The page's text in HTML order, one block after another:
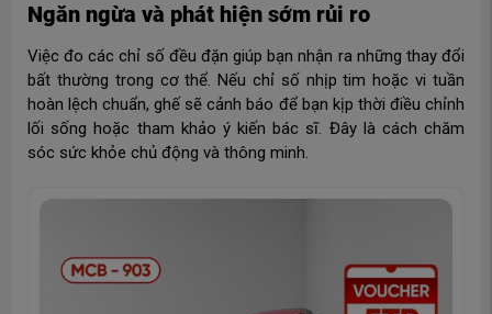
Ngăn ngừa và phát hiện sớm rủi ro
Việc đo các chỉ số đều đặn giúp bạn nhận ra những thay đổi
bất thường trong cơ thể. Nếu chỉ số nhịp tim hoặc vi tuần
hoàn lệch chuẩn, ghế sẽ cảnh báo để bạn kịp thời điều chỉnh
lối sống hoặc tham khảo ý kiến bác sĩ. Đây là cách chăm
sóc sức khỏe chủ động và thông minh.